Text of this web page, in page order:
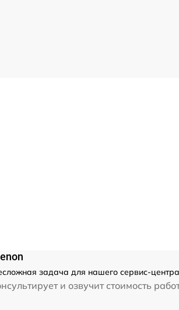
задача для нашего сервис-
и озвучит стоимость